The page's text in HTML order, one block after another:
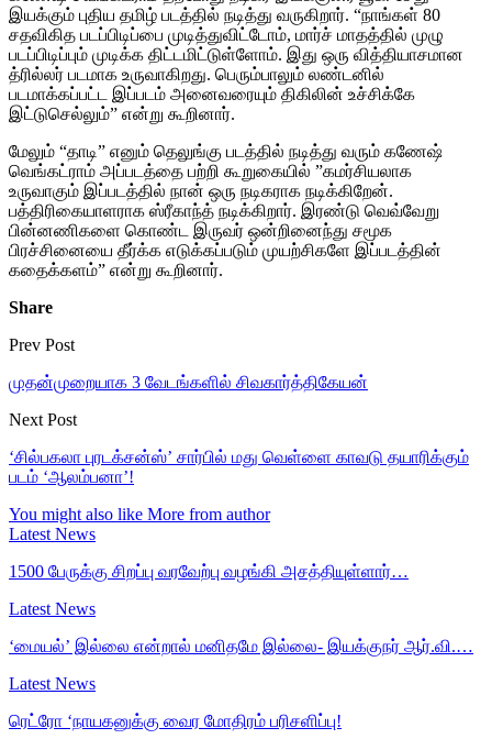
இயக்கும் புதிய தமிழ் படத்தில் நடித்து வருகிறார். “நாங்கள் 80
சதவிகித படப்பிடிப்பை முடித்துவிட்டோம், மார்ச் மாதத்தில் முழு
படப்பிடிப்பும் முடிக்க திட்டமிட்டுள்ளோம். இது ஒரு வித்தியாசமான
த்ரில்லர் படமாக உருவாகிறது. பெரும்பாலும் லண்டனில்
படமாக்கப்பட்ட இப்படம் அனைவரையும் திகிலின் உச்சிக்கே
இட்டுசெல்லும்” என்று கூறினார்.
மேலும் “தாடி” எனும் தெலுங்கு படத்தில் நடித்து வரும் கணேஷ்
வெங்கட்ராம் அப்படத்தை பற்றி கூறுகையில் ”கமர்சியலாக
உருவாகும் இப்படத்தில் நான் ஒரு நடிகராக நடிக்கிறேன்.
பத்திரிகையாளராக ஸ்ரீகாந்த் நடிக்கிறார். இரண்டு வெவ்வேறு
பின்னணிகளை கொண்ட இருவர் ஒன்றினைந்து சமூக
பிரச்சினையை தீர்க்க எடுக்கப்படும் முயற்சிகளே இப்படத்தின்
கதைக்களம்” என்று கூறினார்.
Share
Prev Post
முதன்முறையாக 3 வேடங்களில் சிவகார்த்திகேயன்
Next Post
‘சில்பகலா புரடக்சன்ஸ்’ சார்பில் மது வெள்ளை காவடு தயாரிக்கும்
படம் ‘ஆலம்பனா’!
You might also like More from author
Latest News
1500 பேருக்கு சிறப்பு வரவேற்பு வழங்கி அசத்தியுள்ளார்…
Latest News
‘மையல்’ இல்லை என்றால் மனிதமே இல்லை- இயக்குநர் ஆர்.வி.…
Latest News
ரெட்ரோ ‘நாயகனுக்கு வைர மோதிரம் பரிசளிப்பு!